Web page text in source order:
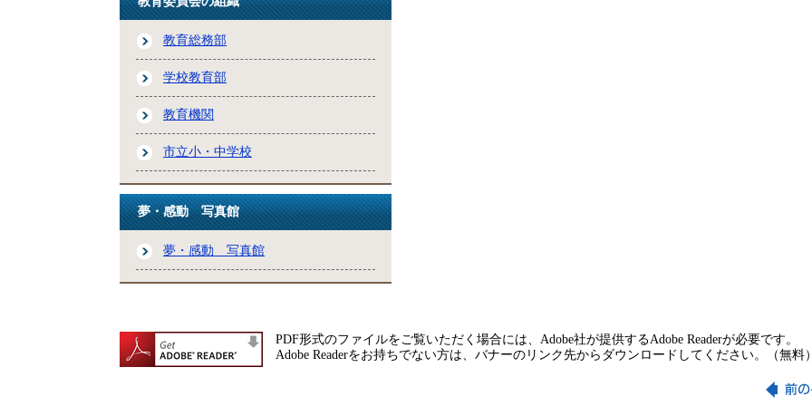
教育総務部
学校教育部
教育機関
市立小・中学校
夢・感動 写真館
夢・感動 写真館
PDF形式のファイルをご覧いただく場合には、Adobe社が提供するAdobe Readerが必要です。
Adobe Readerをお持ちでない方は、バナーのリンク先からダウンロードしてください。（無料